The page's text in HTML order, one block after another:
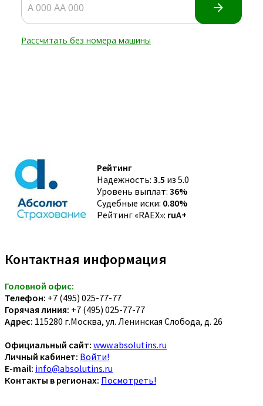
Рейтинг
Надежность: 3.5 из 5.0
Уровень выплат: 36%
Судебные иски: 0.80%
Рейтинг «RAEX»: ruA+
Контактная информация
Головной офис:
Телефон: +7 (495) 025-77-77
Горячая линия: +7 (495) 025-77-77
Адрес: 115280 г.Москва, ул. Ленинская Слобода, д. 26
Официальный сайт: www.absolutins.ru
Личный кабинет: Войти!
E-mail: info@absolutins.ru
Контакты в регионах: Посмотреть!